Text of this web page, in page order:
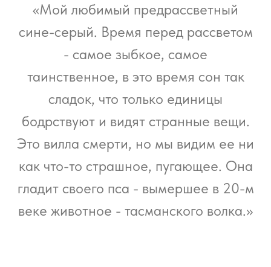
«Мой любимый предрассветный
сине-серый. Время перед рассветом
- самое зыбкое, самое
таинственное, в это время сон так
сладок, что только единицы
бодрствуют и видят странные вещи.
Это вилла смерти, но мы видим ее ни
как что-то страшное, пугающее. Она
гладит своего пса - вымершее в 20-м
веке животное - тасманского волка.»